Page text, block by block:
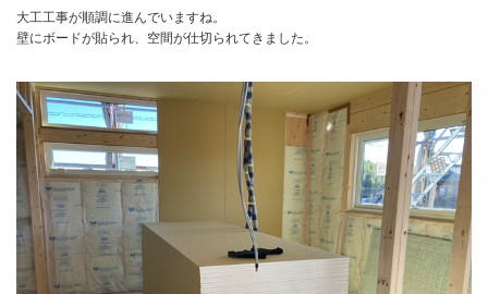
大工工事が順調に進んでいますね。
壁にボードが貼られ、空間が仕切られてきました。